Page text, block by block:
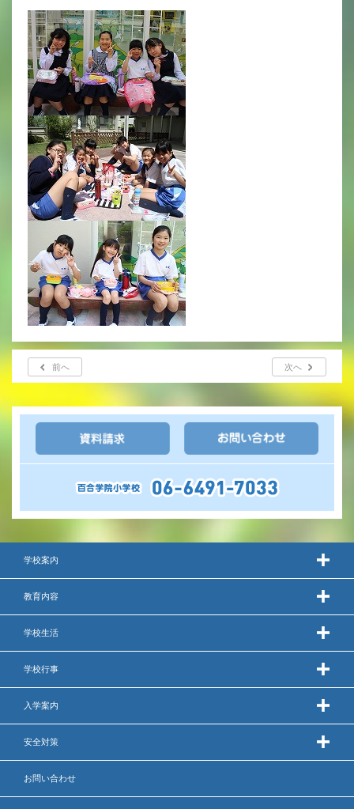
前へ 次へ
学校案内
教育内容
学校生活
学校行事
入学案内
安全対策
お問い合わせ
学校感染症に関する 報告書・登校
許可証
年間行事
行事紹介
校外学習・宿泊行事
新入生募集要項
入学金・学費
優遇制度
転編入試験について
保護者の声・入試関連よくある質問
説明会・公開行事
いじめ防止基本方針